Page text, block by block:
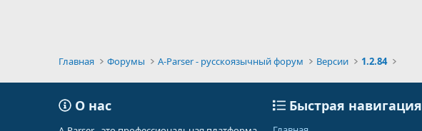
Главная Форумы A-Parser - русскоязычный форум Версии 1.2.84
О нас Быстрая навигация